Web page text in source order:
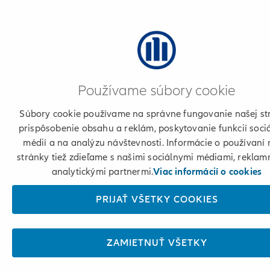
Používame súbory cookie
Súbory cookie používame na správne fungovanie našej
prispôsobenie obsahu a reklám, poskytovanie funkcií
médií a na analýzu návštevnosti. Informácie o používaní
stránky tiež zdieľame s našimi sociálnymi médiami,
analytickými partnermi.Viac informácií o cookies
PRIJAŤ VŠETKY COOKIES
ZAMIETNUŤ VŠETKY